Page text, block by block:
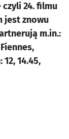
24. filmu
jest znowu
m.in.:
14.45,